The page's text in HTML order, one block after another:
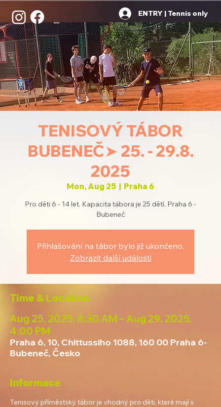
ENTRY | Tennis only
TENISOVÝ TÁBOR
BUBENEČ➤ 25. - 29.8.
2025
Mon, Aug 25
  |
Praha 6
Pro děti 6 - 14 let. Kapacita tábora je 25 dětí. Praha 6 -
Bubeneč
Přihlašování na tábor bylo již ukončeno.
Zobrazit další události
Time & Location
Aug 25, 2025, 8:30 AM – Aug 29, 2025,
4:00 PM
Praha 6, 10, Chittussiho 1088, 160 00 Praha 6-
Bubeneč, Česko
Informace
Tenisový příměstský tábor je vhodný pro děti, které mají s